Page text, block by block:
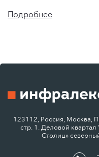
Подробнее
123112, Россия, Москва,
стр. 1. Деловой
Столиц»